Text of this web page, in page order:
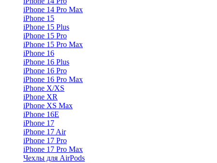
iPhone 14 Pro Max
iPhone 15
iPhone 15 Plus
iPhone 15 Pro
iPhone 15 Pro Max
iPhone 16
iPhone 16 Plus
iPhone 16 Pro
iPhone 16 Pro Max
iPhone X/XS
iPhone XR
iPhone XS Max
iPhone 16E
iPhone 17
iPhone 17 Air
iPhone 17 Pro
iPhone 17 Pro Max
Чехлы для AirPods